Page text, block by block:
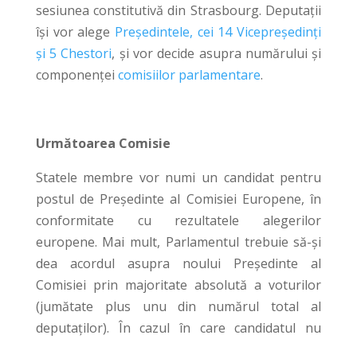
sesiunea constitutivă din Strasbourg. Deputații
își vor alege Președintele, cei 14 Vicepreședinți
și 5 Chestori, și vor decide asupra numărului și
componenței comisiilor parlamentare.
Următoarea Comisie
Statele membre vor numi un candidat pentru
postul de Președinte al Comisiei Europene, în
conformitate cu rezultatele alegerilor
europene. Mai mult, Parlamentul trebuie să-și
dea acordul asupra noului Președinte al
Comisiei prin majoritate absolută a voturilor
(jumătate plus unu din numărul total al
deputaților). În cazul în care candidatul nu